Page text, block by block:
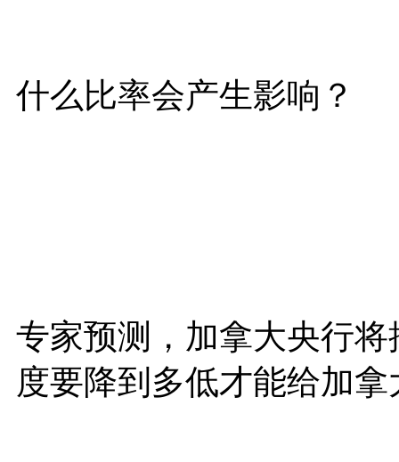
什么比率会产生影响？
专家预测，加拿大央行
度要降到多低才能给加